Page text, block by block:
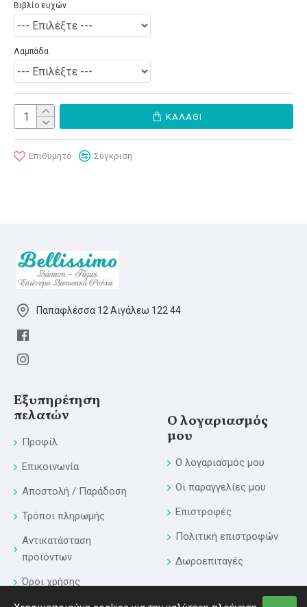
Βιβλίο ευχών
Λαμπάδα
ΚΑΛΆΘΙ
Επιθυμητό Σύγκριση
Παπαφλέσσα 12 Αιγάλεω 122 44
Εξυπηρέτηση
πελατών
Προφίλ
Επικοινωνία
Αποστολή / Παράδοση
Τρόποι πληρωμής
Αντικατάσταση
προϊόντων
Όροι χρήσης
Ο λογαριασμός
μου
Ο λογαριασμός μου
Οι παραγγελίες μου
Επιστροφές
Πολιτική επιστροφών
Δωροεπιταγές